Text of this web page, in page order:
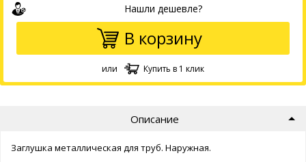
Нашли дешевле?
В корзину
или Купить в 1 клик
Описание
Заглушка металлическая для труб. Наружная.